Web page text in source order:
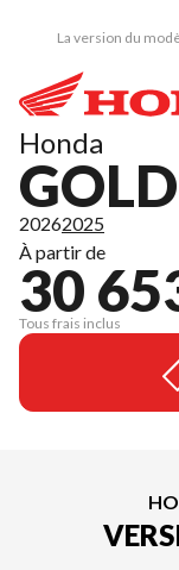
La version du
Honda
20262025
À partir de
30
Tous frais inclus